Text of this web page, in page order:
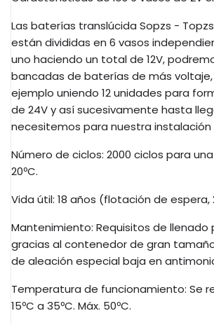
Las baterías translúcida Sopzs -
están divididas en 6 vasos
uno haciendo un total de 12V,
bancadas de baterías de más
ejemplo uniendo 12 unidades para
de 24Vy así sucesivamente hasta
necesitemos para nuestra instalación
Número de ciclos: 2000 ciclos para
20ºC.
Vida útil: 18 años (flotación de espera,
Mantenimiento: Requisitos de llenado
gracias al contenedor de gran
de aleación especial baja en
Temperatura de funcionamiento: Se
15ºC a 35ºC. Máx. 50ºC.